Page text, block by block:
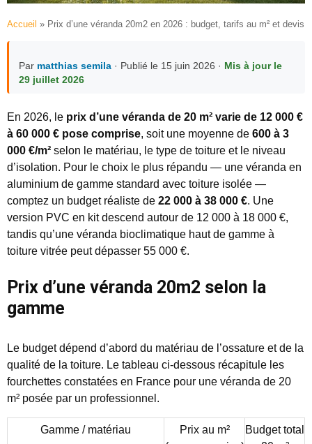
Accueil » Prix d’une véranda 20m2 en 2026 : budget, tarifs au m² et devis
Par matthias semila · Publié le 15 juin 2026 · Mis à jour le
29 juillet 2026
En 2026, le prix d’une véranda de 20 m² varie de 12 000 €
à 60 000 € pose comprise, soit une moyenne de 600 à 3
000 €/m² selon le matériau, le type de toiture et le niveau
d’isolation. Pour le choix le plus répandu — une véranda en
aluminium de gamme standard avec toiture isolée —
comptez un budget réaliste de 22 000 à 38 000 €. Une
version PVC en kit descend autour de 12 000 à 18 000 €,
tandis qu’une véranda bioclimatique haut de gamme à
toiture vitrée peut dépasser 55 000 €.
Prix d’une véranda 20m2 selon la
gamme
Le budget dépend d’abord du matériau de l’ossature et de la
qualité de la toiture. Le tableau ci-dessous récapitule les
fourchettes constatées en France pour une véranda de 20
m² posée par un professionnel.
Gamme / matériau
Prix au m²
Budget total